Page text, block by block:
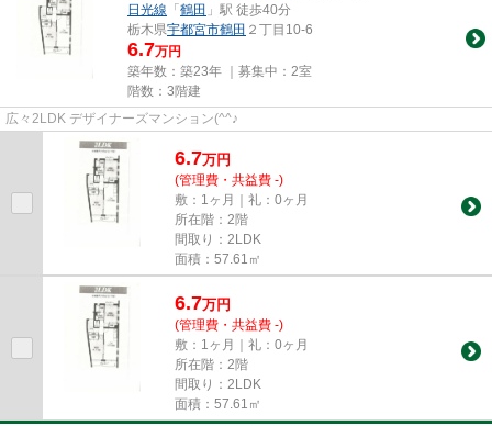
日光線 「鶴田 」駅 徒歩40分
栃木県宇都宮市鶴田 ２丁目10-6
6.7万円
築年数：築23年 ｜募集中： 2室
階数：3階建
広々2LDK デザイナーズマンション(^^♪
6.7万円
(管理費・共益費 -)
敷：1ヶ月｜礼：0ヶ月
所在階：2階
間取り：2LDK
面積：57.61㎡
6.7万円
(管理費・共益費 -)
敷：1ヶ月｜礼：0ヶ月
所在階：2階
間取り：2LDK
面積：57.61㎡